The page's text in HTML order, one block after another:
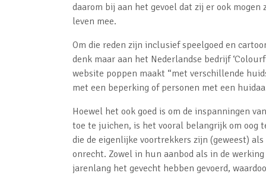
daarom bij aan het gevoel dat zij er ook
leven mee.
Om die reden zijn inclusief speelgoed en
denk maar aan het Nederlandse bedrijf
website poppen maakt “met verschillende
met een beperking of personen met een
Hoewel het ook goed is om de inspanningen
toe te juichen, is het vooral belangrijk om oog
die de eigenlijke voortrekkers zijn (geweest)
onrecht. Zowel in hun aanbod als in de
jarenlang het gevecht hebben gevoerd,